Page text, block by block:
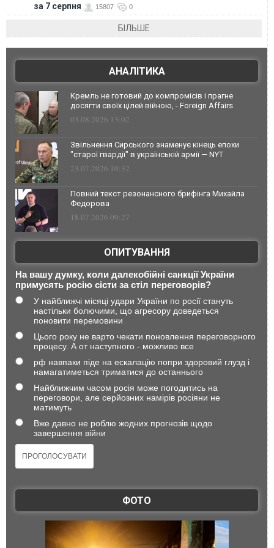
за 7 серпня 15807 0
БІЛЬШЕ
АНАЛІТИКА
Кремль не готовий до компромісів і прагне
досягти своїх цілей війною, - Foreign Affairs
03.08.2026 13:02
Звільнення Сирського знаменує кінець епохи
"старої гвардії" в українській армії — NYT
23.07.2026 10:32
Повний текст резонансного брифінга Михайла
Федорова
18.07.2026 09:27
ОПИТУВАННЯ
На вашу думку, коли далекобійні санкції України
примусять росію сісти за стіл переговорів?
У найближчі місяці удари України по росії стануть
настільки болючими, що агресору доведеться
поновити перемовини
Цього року не варто чекати поновлення переговорного
процесу. А от наступного - можливо все
рф навпаки піде на ескалацію попри здоровий глузд і
намагатиметься триматися до останнього
Найближчим часом росія може погодитись на
переговори, але серйозних намірів росіяни не
матимуть
Вже давно не роблю жодних прогнозів щодо
завершення війни
ФОТО